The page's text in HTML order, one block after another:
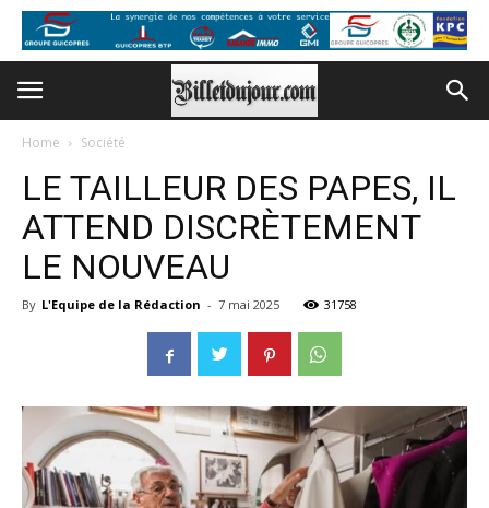
Home Société
LE TAILLEUR DES PAPES, IL
ATTEND DISCRÈTEMENT
LE NOUVEAU
By L'Equipe de la Rédaction - 7 mai 2025 31758